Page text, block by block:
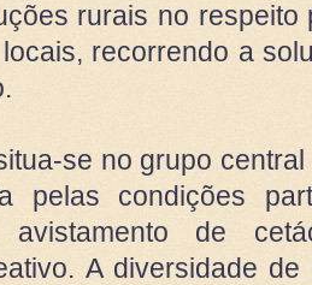
rurais no respeito
recorrendo a
se no grupo
pelas condições
avistamento de
A diversidade